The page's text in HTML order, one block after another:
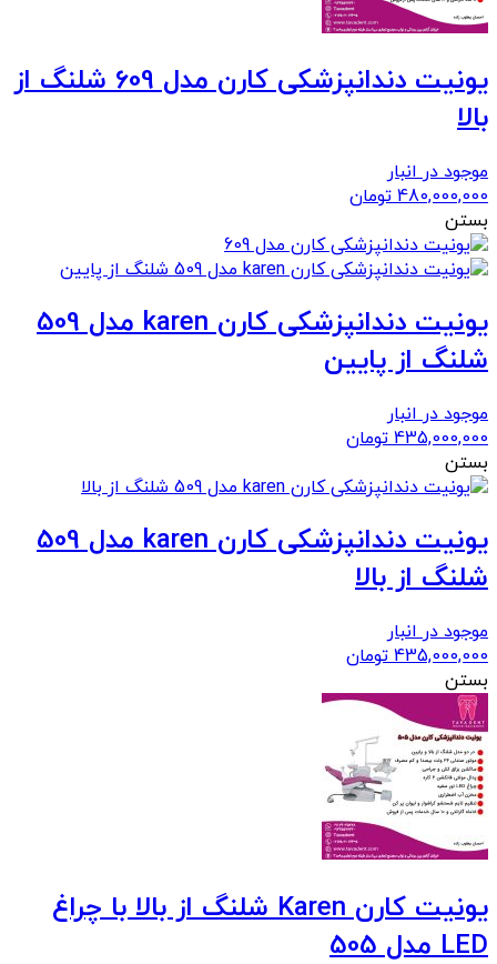
یونیت دندانپزشکی کارن مدل 609 شلنگ از
بالا
موجود در انبار
480,000,000 تومان
بستن
یونیت دندانپزشکی کارن karen مدل 509
شلنگ از پایین
موجود در انبار
435,000,000 تومان
بستن
یونیت دندانپزشکی کارن karen مدل 509
شلنگ از بالا
موجود در انبار
435,000,000 تومان
بستن
یونیت کارن Karen شلنگ از بالا با چراغ
LED مدل 505